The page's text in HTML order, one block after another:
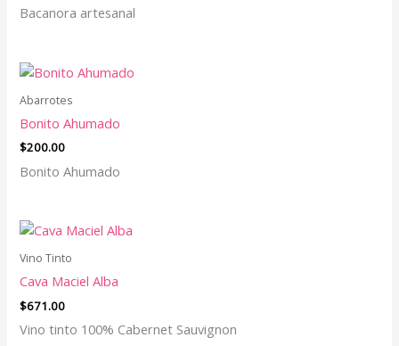
Bacanora artesanal
Abarrotes
Bonito Ahumado
$200.00
Bonito Ahumado
Vino Tinto
Cava Maciel Alba
$671.00
Vino tinto 100% Cabernet Sauvignon